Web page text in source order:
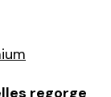
regorge